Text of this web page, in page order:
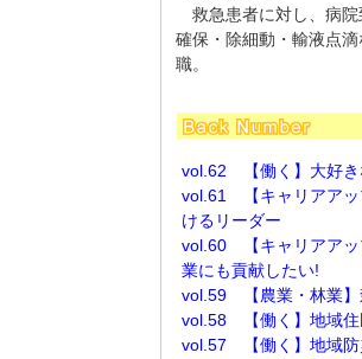
救急患者に対し、病院
確保・除細動・輸液点
職。
vol.62 【働く】大好き
vol.61 【キャリアアッ
けるリーダー
vol.60 【キャリアアッ
業にも貢献したい!
vol.59 【農業・林業】
vol.58 【働く】地域住
vol.57 【働く】地域防